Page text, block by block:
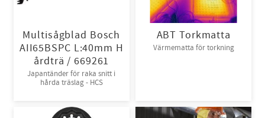
Multisågblad Bosch
AII65BSPC L:40mm H
årdträ / 669261
Japantänder för raka snitt i
hårda träslag - HCS
ABT Torkmatta
Värmematta för torkning